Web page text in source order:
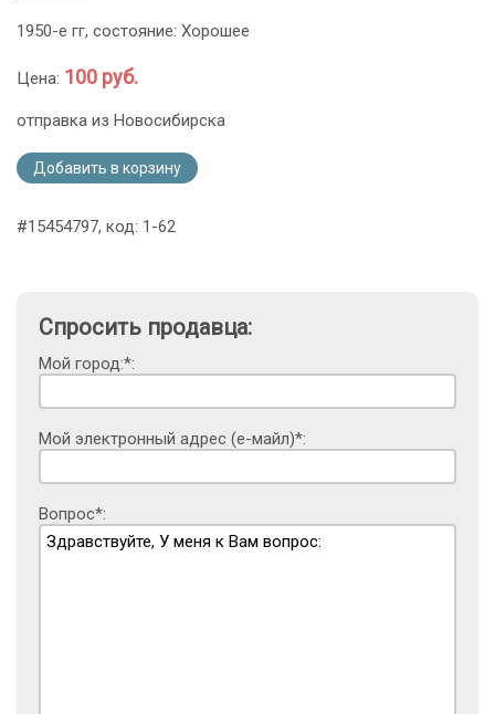
1950-е гг, состояние: Хорошее
Цена: 100 руб.
отправка из Новосибирска
Добавить в корзину
#15454797, код: 1-62
Спросить продавца:
Мой город:*:
Мой электронный адрес (е-майл)*:
Вопрос*: